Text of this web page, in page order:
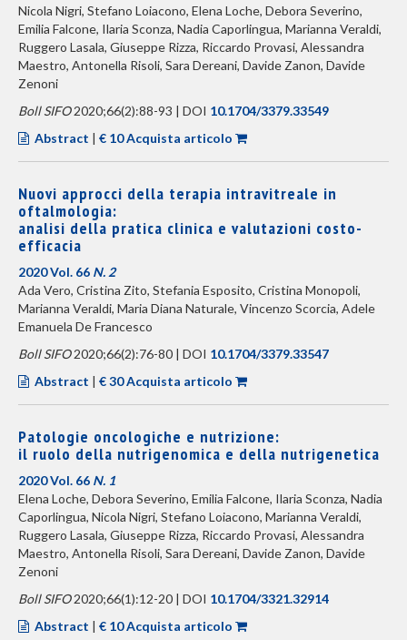
Nicola Nigri, Stefano Loiacono, Elena Loche, Debora Severino,
Emilia Falcone, Ilaria Sconza, Nadia Caporlingua, Marianna Veraldi,
Ruggero Lasala, Giuseppe Rizza, Riccardo Provasi, Alessandra
Maestro, Antonella Risoli, Sara Dereani, Davide Zanon, Davide
Zenoni
Boll SIFO2020;66(2):88-93 | DOI 10.1704/3379.33549
Abstract | € 10 Acquista articolo
Nuovi approcci della terapia intravitreale in
oftalmologia:
analisi della pratica clinica e valutazioni costo-
efficacia
2020 Vol. 66 N. 2
Ada Vero, Cristina Zito, Stefania Esposito, Cristina Monopoli,
Marianna Veraldi, Maria Diana Naturale, Vincenzo Scorcia, Adele
Emanuela De Francesco
Boll SIFO2020;66(2):76-80 | DOI 10.1704/3379.33547
Abstract | € 30 Acquista articolo
Patologie oncologiche e nutrizione:
il ruolo della nutrigenomica e della nutrigenetica
2020 Vol. 66 N. 1
Elena Loche, Debora Severino, Emilia Falcone, Ilaria Sconza, Nadia
Caporlingua, Nicola Nigri, Stefano Loiacono, Marianna Veraldi,
Ruggero Lasala, Giuseppe Rizza, Riccardo Provasi, Alessandra
Maestro, Antonella Risoli, Sara Dereani, Davide Zanon, Davide
Zenoni
Boll SIFO2020;66(1):12-20 | DOI 10.1704/3321.32914
Abstract | € 10 Acquista articolo